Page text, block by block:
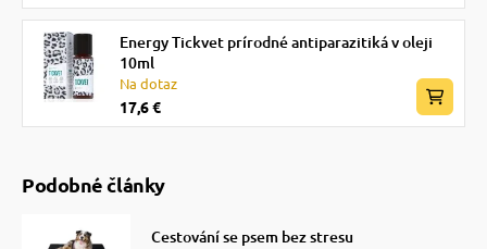
Energy Tickvet prírodné antiparazitiká v oleji
10ml
Na dotaz
17,6 €
Podobné články
Cestování se psem bez stresu